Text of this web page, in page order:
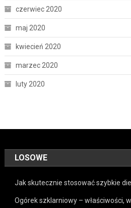
czerwiec 2020
maj 2020
kwiecień 2020
marzec 2020
luty 2020
LOSOWE
Jak skutecznie stosować szybkie
Ogórek szklarniowy – właściwości,